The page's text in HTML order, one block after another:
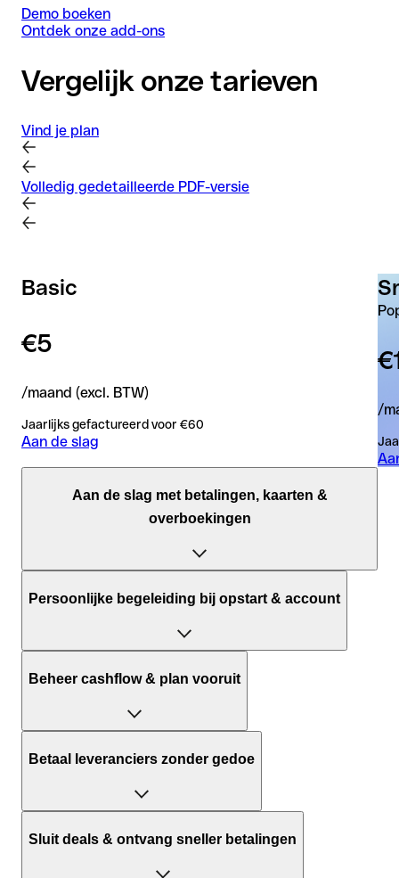
Demo boeken
Ontdek onze add-ons
Vergelijk onze tarieven
Vind je plan
Volledig gedetailleerde PDF-versie
Basic
€5
/maand (excl. BTW)
Jaarlijks gefactureerd voor €60
Aan de slag
/
Aan de slag met betalingen, kaarten &
overboekingen
1 rekening
NIEUW
Fysieke betaalkaarten
Persoonlijke begeleiding bij opstart & account
Beheer cashflow & plan vooruit
Inzicht in je historische kasstroom
NIEUW
Betaal leveranciers zonder gedoe
Sluit deals & ontvang sneller betalingen